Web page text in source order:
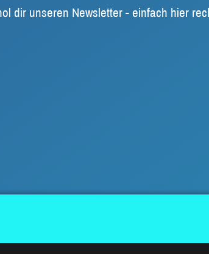
dir unseren Newsletter - einfach hier